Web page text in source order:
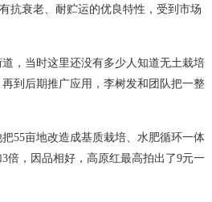
抗衰老、耐贮运的优良特性，受到市场
，当时这里还没有多少人知道无土栽培
到后期推广应用，李树发和团队把一整
55亩地改造成基质栽培、水肥循环一体
倍，因品相好，高原红最高拍出了9元一